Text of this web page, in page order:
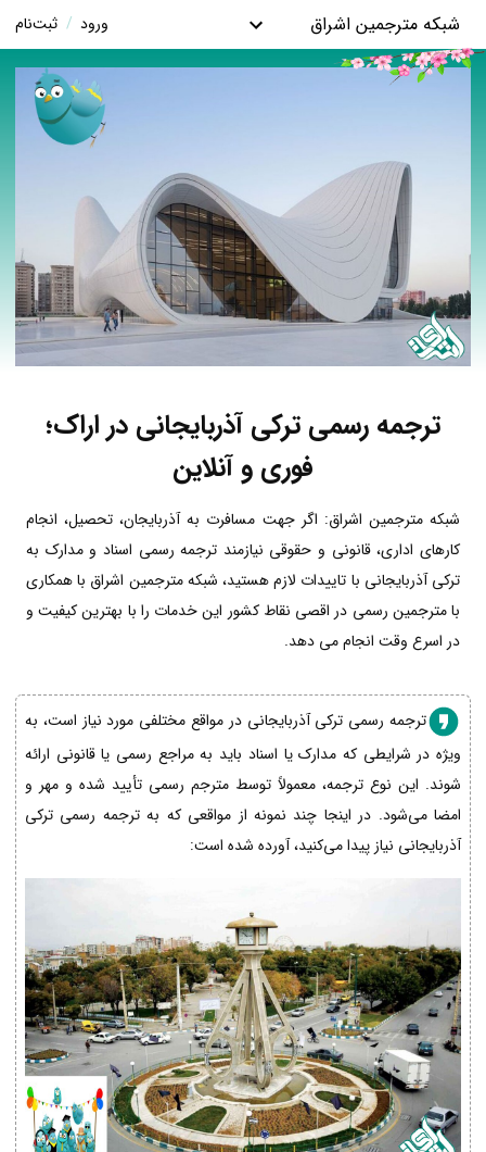
شبکه مترجمین اشراق ورود / ثبت‌نام
ترجمه رسمی ترکی آذربایجانی در اراک؛
فوری و آنلاین
شبکه مترجمین اشراق: اگر جهت مسافرت به آذربایجان، تحصیل، انجام
کارهای اداری، قانونی و حقوقی نیازمند ترجمه رسمی اسناد و مدارک به
ترکی آذربایجانی با تاییدات لازم هستید، شبکه مترجمین اشراق با همکاری
با مترجمین رسمی در اقصی نقاط کشور این خدمات را با بهترین کیفیت و
در اسرع وقت انجام می دهد.
ترجمه رسمی ترکی آذربایجانی در مواقع مختلفی مورد نیاز است، به
ویژه در شرایطی که مدارک یا اسناد باید به مراجع رسمی یا قانونی ارائه
شوند. این نوع ترجمه، معمولاً توسط مترجم رسمی تأیید شده و مهر و
امضا می‌شود. در اینجا چند نمونه از مواقعی که به ترجمه رسمی ترکی
آذربایجانی نیاز پیدا می‌کنید، آورده شده است: